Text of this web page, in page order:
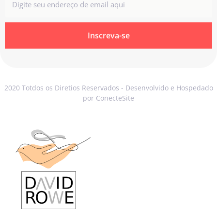
Inscreva-se
2020 Totdos os Diretios Reservados - Desenvolvido e Hospedado
por ConecteSite